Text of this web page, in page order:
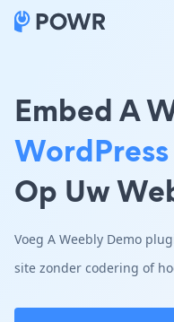
Embed A
Op Uw
Voeg A Weebly Demo
site zonder codering of